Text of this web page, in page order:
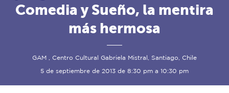
Comedia y Sueño, la mentira
más hermosa
GAM , Centro Cultural Gabriela Mistral, Santiago, Chile
5 de septiembre de 2013 de 8:30 pm a 10:30 pm